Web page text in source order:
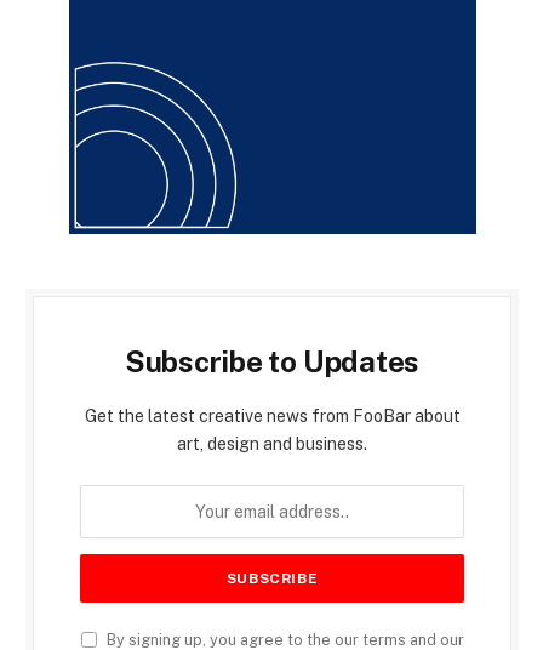
Subscribe to Updates
Get the latest creative news from FooBar about
art, design and business.
By signing up, you agree to the our terms and our